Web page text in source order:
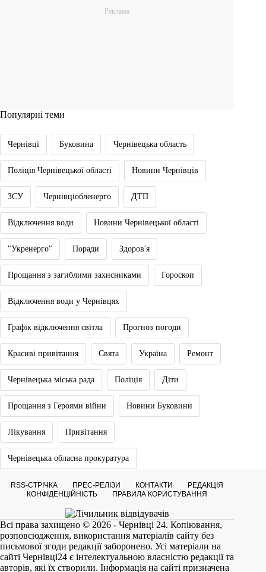
Популярні теми
Чернівці Буковина Чернівецька область
Поліція Чернівецької області Новини Чернівців
ЗСУ Чернівціобленерго ДТП
Відключення води Новини Чернівецької області
"Укренерго" Поради Здоров'я
Прощання з загиблими захисниками Гороскоп
Відключення води у Чернівцях
Графік відключення світла Прогноз погоди
Красиві привітання Свята Україна Ремонт
Чернівецька міська рада Поліція Діти
Прощання з Героями війни Новини Буковини
Лікування Привітання
Чернівецька обласна прокуратура
RSS-СТРІЧКА ПРЕС-РЕЛІЗИ КОНТАКТИ
РЕДАКЦІЯ
КОНФІДЕНЦІЙНІСТЬ
ПРАВИЛА КОРИСТУВАННЯ
Всі права захищено © 2026 - Чернівці 24. Копіювання,
розповсюдження, використання матеріалів сайту без
письмової згоди редакції заборонено. Усі матеріали на
сайті Чернівці24 є інтелектуальною власністю редакції та
авторів, які їх створили. Інформація на сайті призначена